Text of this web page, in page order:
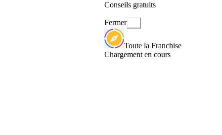
Conseils gratuits
Fermer
Toute la Franchise
Chargement en cours